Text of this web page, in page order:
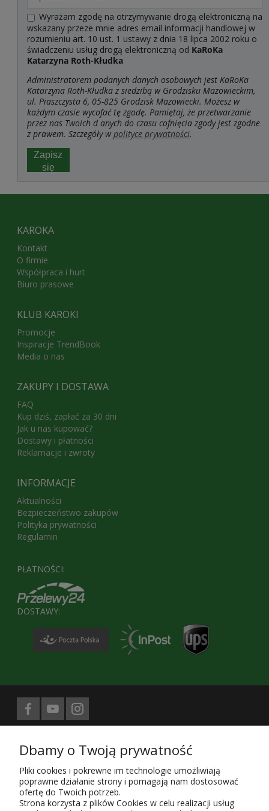
Wyrażam zgodę na otrzymywanie drogą elektroniczną na
wskazany przeze mnie adres email informacji handlowej w
rozumieniu art. 10 ust. 1 ustawy z dnia 18 lipca 2002 roku o
świadczeniu usług drogą elektroniczną od KaRoKa
Katarzyna Roth-Kłudka
Administratorem podanych danych osobowych jest KaRoKa
Katarzyna Roth-Kłudka z siedzibą w Grodzisku Mazowieckim,
ul. Piaszczysta 6, 05-825 Grodzisk Mazowiecki. Możesz w
każdym czasie wycofać tę zgodę. Pamiętaj, że przetwarzanie
przez nas Twoich d anych do czasu cofnięcia zgody jest zgodne
z prawem. Szczegóły wpolityce prywatności.
Zapisz
się
KAROKA
Kontakt
O firmie
Współpraca i hurt
Biuro prasowe
KLUB KAROKI
Promocje
Inspiracje TrendBook
Media o nas
ZAKUPY I DOSTAWA
FAQ
Kup dziś, zapłać za 30 dni
Jak u nas kupować?
Dostawy i płatności
Reklamacje i zwroty
INFORMACJE
Aktualności
Bezpieczeństwo zakupów
Polityka prywatności
Regulamin
PŁATNOŚCI:
DOSTAWY:
Treści znajdujące się na stronie sklepu KaRoKa.pl są jego własnością.
Zgodnie z ustawą z 4.02.1994 4. o prawie autorskim i prawach
pokrewnych (Dz. U. z 1994 r. Nr 24, poz. 83, sprost. Dz.U. 94 nr 43 poz.
170) kopiowanie, powielanie i rozpowszechnianie w całości lub części
przedstawionych treści wymaga zgody autora i podania źródła.
Dbamy o Twoją prywatność
Pliki cookies i pokrewne im technologie umożliwiają
poprawne działanie strony i pomagają nam dostosować
ofertę do Twoich potrzeb.
Strona korzysta z plików Cookies w celu realizacji usług